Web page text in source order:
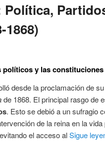
Política,
políticos y las constituciones
desde la proclamación de
de 1868. El principal rasgo de
. Esto se debió a un sufragio
de la reina en la
el acceso alSigue